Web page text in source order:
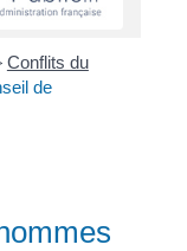
Conflits du
de